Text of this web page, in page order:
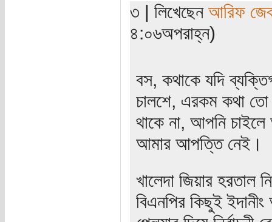
৩ | লিখেছেন আরিফ
৪:০৬অপরাহ্ন)
বস, কথাকে যদি
চালশে, এরকম কথা তো
থাকে না, আপনি
আমার আপত্তি নেই।
খালেদা জিয়ার
বিএনপির কিছুই